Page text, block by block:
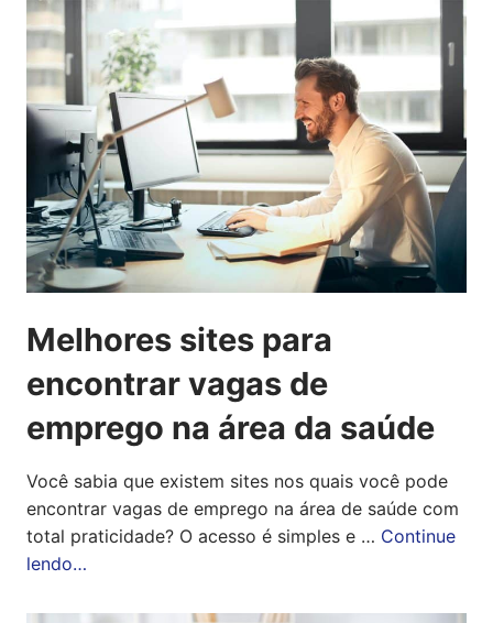
Melhores sites para
encontrar vagas de
emprego na área da saúde
Você sabia que existem sites nos quais você pode
encontrar vagas de emprego na área de saúde com
total praticidade? O acesso é simples e … Continue
lendo…